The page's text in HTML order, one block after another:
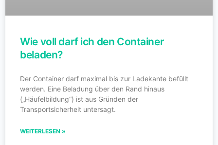
Wie voll darf ich den Container
beladen?
Der Container darf maximal bis zur Ladekante befüllt
werden. Eine Beladung über den Rand hinaus
(„Häufelbildung“) ist aus Gründen der
Transportsicherheit untersagt.
WEITERLESEN »